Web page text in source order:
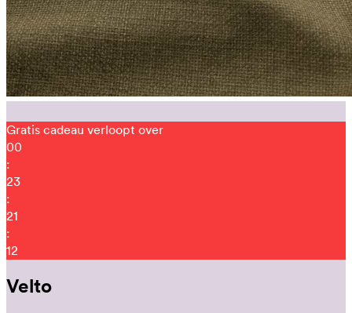
Gratis cadeau verloopt over
00
:
23
:
21
:
06
Velto